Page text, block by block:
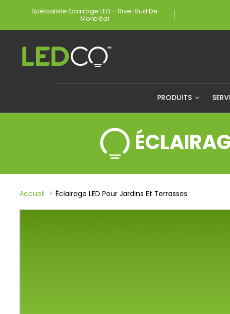
Spécialiste Éclairage LED – Rive-Sud De
Montréal
PRODUITS
Accueil Éclairage LED Pour Jardins Et Terrasses